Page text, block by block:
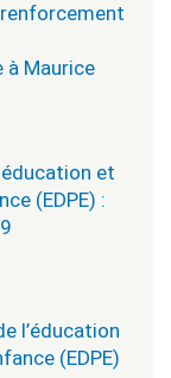
renforcement
à Maurice
et
(EDPE) :
l’éducation
(EDPE)